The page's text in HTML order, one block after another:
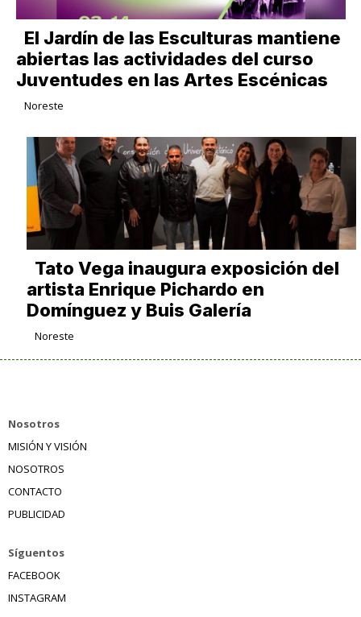
El Jardín de las Esculturas mantiene
abiertas las actividades del curso
Juventudes en las Artes Escénicas
Noreste
Tato Vega inaugura exposición del
artista Enrique Pichardo en
Domínguez y Buis Galería
Noreste
Nosotros
MISIÓN Y VISIÓN
NOSOTROS
CONTACTO
PUBLICIDAD
Síguentos
FACEBOOK
INSTAGRAM